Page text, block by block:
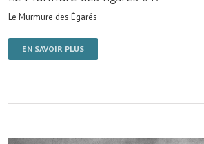
Le Murmure des Égarés
EN SAVOIR PLUS